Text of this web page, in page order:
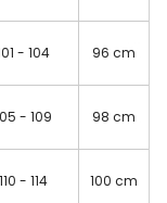
- 104 96 cm
- 109 98 cm
110 - 114 100 cm